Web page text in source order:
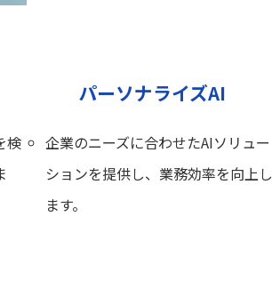
検
パーソナライズAI
企業のニーズに合わせたAIソリュー
ションを提供し、業務効率を向上し
ます。